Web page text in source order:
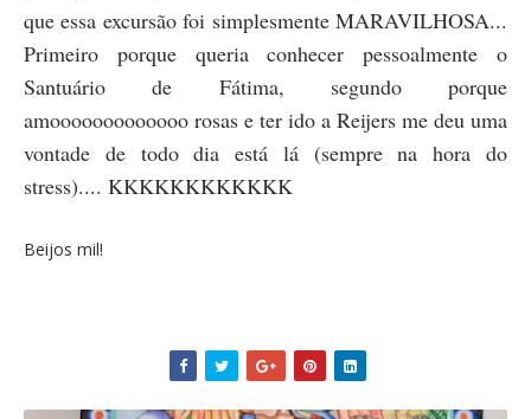
que essa excursão foi simplesmente MARAVILHOSA...
Primeiro porque queria conhecer pessoalmente o
Santuário de Fátima, segundo porque
amooooooooooooo rosas e ter ido a Reijers me deu uma
vontade de todo dia está lá (sempre na hora do
stress).... KKKKKKKKKKKK
Beijos mil!